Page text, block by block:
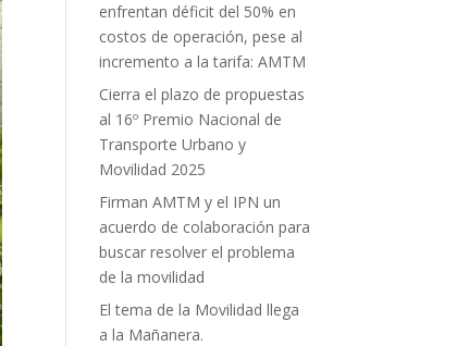
enfrentan déficit del 50% en
costos de operación, pese al
incremento a la tarifa: AMTM
Cierra el plazo de propuestas
al 16º Premio Nacional de
Transporte Urbano y
Movilidad 2025
Firman AMTM y el IPN un
acuerdo de colaboración para
buscar resolver el problema
de la movilidad
El tema de la Movilidad llega
a la Mañanera.